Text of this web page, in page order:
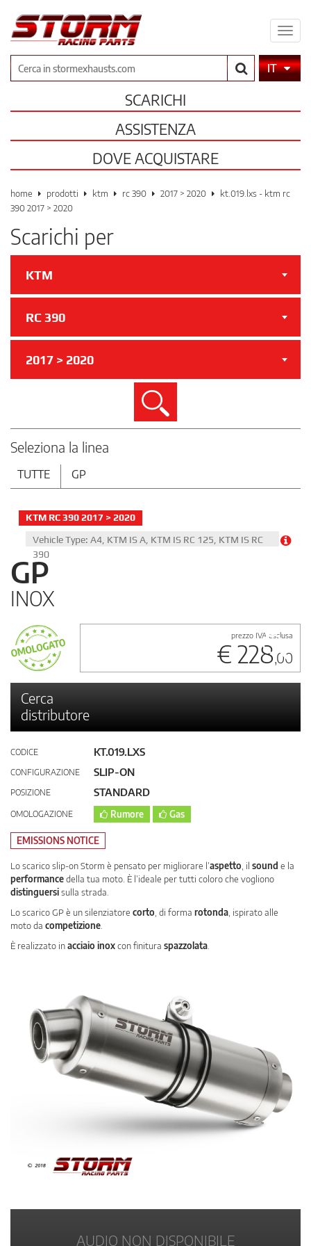
il
CercaIT
SCARICHI
ASSISTENZA
DOVE ACQUISTARE
home prodotti ktm rc 390 2017 > 2020
kt.019.lxs - ktm rc
390 2017 > 2020
Scarichi per
KTM
RC 390
2017 > 2020
Cerca
Seleziona la linea
TUTTE GP
KTM RC 390 2017 > 2020
Vehicle Type: A4, KTM IS A, KTM IS RC 125, KTM IS RC
390
GP
INOX
prezzo IVA esclusa
€ 228,00
Cerca
distributore
CODICE KT.019.LXS
CONFIGURAZIONE SLIP-ON
POSIZIONE STANDARD
OMOLOGAZIONE Rumore Gas
EMISSIONS NOTICE
Lo scarico slip-on Storm è pensato per migliorare l’aspetto , il sound e la
performancedella tua moto. È l’ideale per tutti coloro che vogliono
distinguersisulla strada.
Lo scarico GP è un silenziatore corto , di forma rotonda , ispirato alle
moto da competizione
È realizzato inacciaio inoxcon finitura spazzolata
AUDIO NON DISPONIBILE